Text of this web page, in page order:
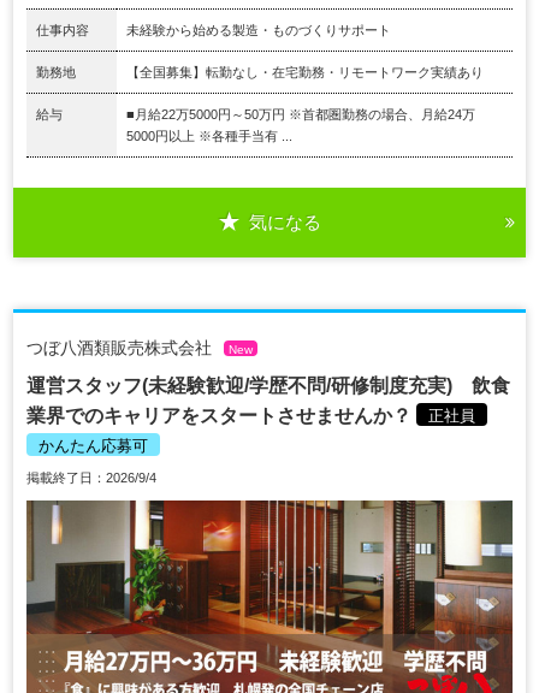
仕事内容 未経験から始める製造・ものづくりサポート
勤務地 【全国募集】転勤なし・在宅勤務・リモートワーク実績あり
給与
■月給22万5000円～50万円 ※首都圏勤務の場合、月給24万
5000円以上 ※各種手当有 ...
気になる
つぼ八酒類販売株式会社 New
運営スタッフ(未経験歓迎/学歴不問/研修制度充実) 飲食
業界でのキャリアをスタートさせませんか？
正社員
かんたん応募可
掲載終了日：2026/9/4